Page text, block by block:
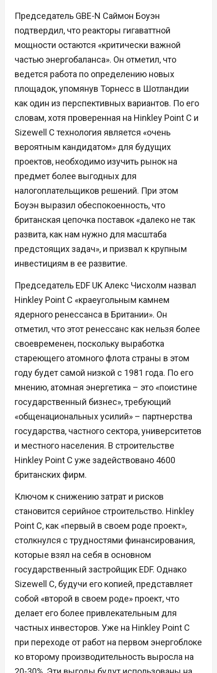
Председатель GBE-N Саймон Боуэн
подтвердил, что реакторы гигаваттной
мощности остаются «критически важной
частью энергобаланса». Он отметил, что
ведется работа по определению новых
площадок, упомянув Торнесс в Шотландии
как один из перспективных вариантов. По его
словам, хотя проверенная на Hinkley Point C и
Sizewell C технология является «очень
вероятным кандидатом» для будущих
проектов, необходимо изучить рынок на
предмет более выгодных для
налогоплательщиков решений. При этом
Боуэн выразил обеспокоенность, что
британская цепочка поставок «далеко не так
развита, как нам нужно для масштаба
предстоящих задач», и призвал к крупным
инвестициям в ее развитие.
Председатель EDF UK Алекс Чисхолм назвал
Hinkley Point C «краеугольным камнем
ядерного ренессанса в Британии». Он
отметил, что этот ренессанс как нельзя более
своевременен, поскольку выработка
стареющего атомного флота страны в этом
году будет самой низкой с 1981 года. По его
мнению, атомная энергетика – это «поистине
государственный бизнес», требующий
«общенациональных усилий» – партнерства
государства, частного сектора, университетов
и местного населения. В строительстве
Hinkley Point C уже задействовано 4600
британских фирм.
Ключом к снижению затрат и рисков
становится серийное строительство. Hinkley
Point C, как «первый в своем роде проект»,
столкнулся с трудностями финансирования,
которые взял на себя в основном
государственный застройщик EDF. Однако
Sizewell C, будучи его копией, представляет
собой «второй в своем роде» проект, что
делает его более привлекательным для
частных инвесторов. Уже на Hinkley Point C
при переходе от работ на первом энергоблоке
ко второму производительность выросла на